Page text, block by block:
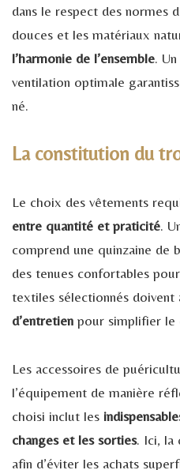
dans le respect des normes
douces et les matériaux
l’harmonie de l’ensemble.
ventilation optimale
né.
La constitution du
Le choix des vêtements
entre quantité et praticité.
comprend une quinzaine de
des tenues confortables
textiles sélectionnés doivent
d’entretien pour simplifier le
Les accessoires de
l’équipement de manière
choisi inclut les
changes et les sorties. Ici, la
afin d’éviter les achats